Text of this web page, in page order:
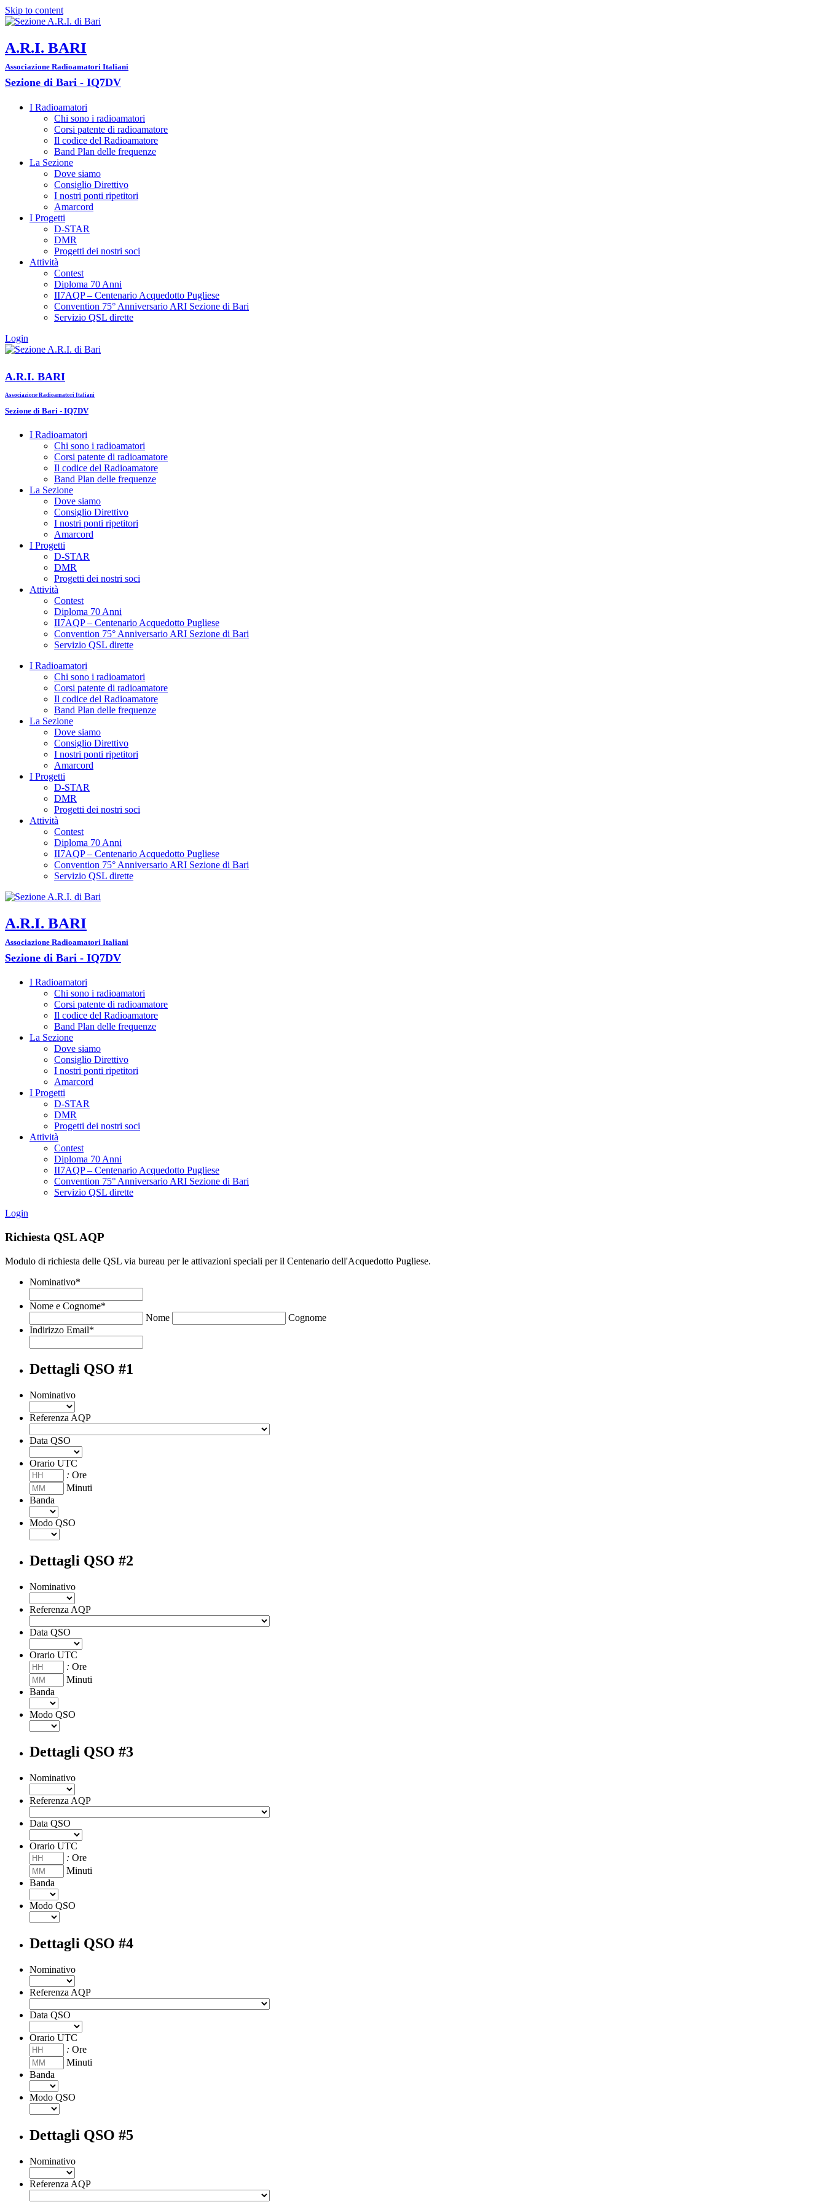
Skip to content
A.R.I. BARI
Associazione Radioamatori Italiani
Sezione di Bari - IQ7DV
I Radioamatori
Chi sono i radioamatori
Corsi patente di radioamatore
Il codice del Radioamatore
Band Plan delle frequenze
La Sezione
Dove siamo
Consiglio Direttivo
I nostri ponti ripetitori
Amarcord
I Progetti
D-STAR
DMR
Progetti dei nostri soci
Attività
Contest
Diploma 70 Anni
II7AQP – Centenario Acquedotto Pugliese
Convention 75° Anniversario ARI Sezione di Bari​
Servizio QSL dirette
Login
A.R.I. BARI
Associazione Radioamatori Italiani
Sezione di Bari - IQ7DV
I Radioamatori
Chi sono i radioamatori
Corsi patente di radioamatore
Il codice del Radioamatore
Band Plan delle frequenze
La Sezione
Dove siamo
Consiglio Direttivo
I nostri ponti ripetitori
Amarcord
I Progetti
D-STAR
DMR
Progetti dei nostri soci
Attività
Contest
Diploma 70 Anni
II7AQP – Centenario Acquedotto Pugliese
Convention 75° Anniversario ARI Sezione di Bari​
Servizio QSL dirette
I Radioamatori
Chi sono i radioamatori
Corsi patente di radioamatore
Il codice del Radioamatore
Band Plan delle frequenze
La Sezione
Dove siamo
Consiglio Direttivo
I nostri ponti ripetitori
Amarcord
I Progetti
D-STAR
DMR
Progetti dei nostri soci
Attività
Contest
Diploma 70 Anni
II7AQP – Centenario Acquedotto Pugliese
Convention 75° Anniversario ARI Sezione di Bari​
Servizio QSL dirette
A.R.I. BARI
Associazione Radioamatori Italiani
Sezione di Bari - IQ7DV
I Radioamatori
Chi sono i radioamatori
Corsi patente di radioamatore
Il codice del Radioamatore
Band Plan delle frequenze
La Sezione
Dove siamo
Consiglio Direttivo
I nostri ponti ripetitori
Amarcord
I Progetti
D-STAR
DMR
Progetti dei nostri soci
Attività
Contest
Diploma 70 Anni
II7AQP – Centenario Acquedotto Pugliese
Convention 75° Anniversario ARI Sezione di Bari​
Servizio QSL dirette
Login
Richiesta QSL AQP
Modulo di richiesta delle QSL via bureau per le attivazioni speciali per il Centenario dell'Acquedotto Pugliese.
Nominativo*
Nome e Cognome*
Nome
Cognome
Indirizzo Email*
Dettagli QSO #1
Nominativo
Referenza AQP
Data QSO
Orario UTC
: Ore
Minuti
Banda
Modo QSO
Dettagli QSO #2
Nominativo
Referenza AQP
Data QSO
Orario UTC
: Ore
Minuti
Banda
Modo QSO
Dettagli QSO #3
Nominativo
Referenza AQP
Data QSO
Orario UTC
: Ore
Minuti
Banda
Modo QSO
Dettagli QSO #4
Nominativo
Referenza AQP
Data QSO
Orario UTC
: Ore
Minuti
Banda
Modo QSO
Dettagli QSO #5
Nominativo
Referenza AQP